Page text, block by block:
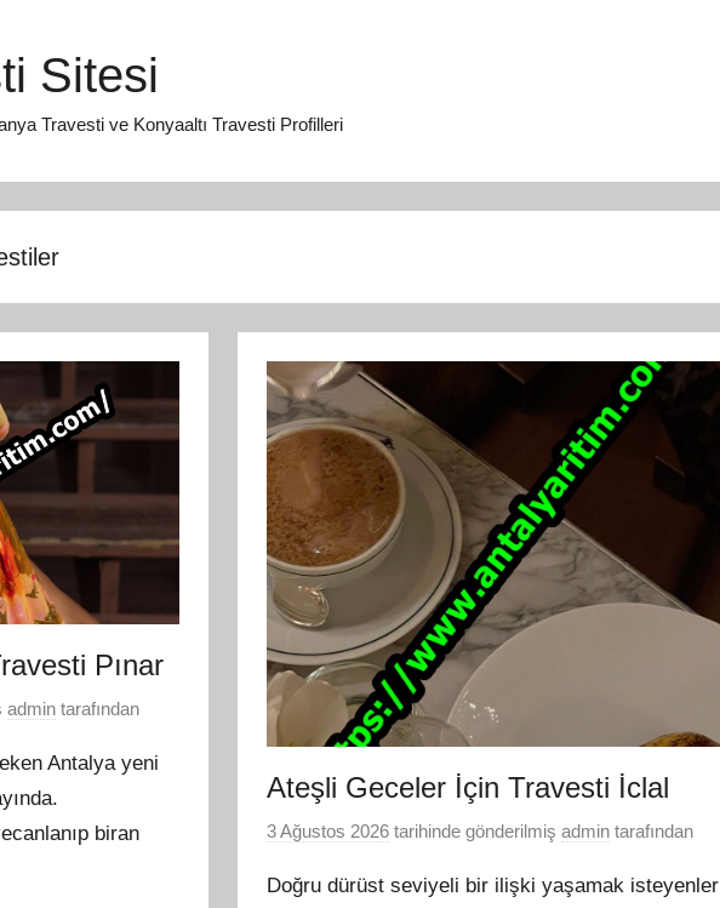
Sitesi
Travesti ve Konyaaltı Travesti Profilleri
Pınar
admin tarafından
Antalya yeni
biran
Ateşli Geceler İçin Travesti İclal
3 Ağustos 2026 tarihinde gönderilmiş admin tarafından
Doğru dürüst seviyeli bir ilişki yaşamak isteyenler